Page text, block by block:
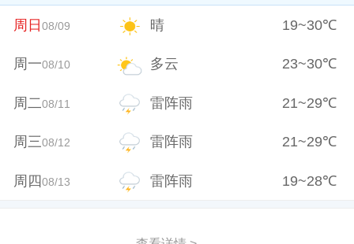
周日08/09 晴 19~30℃
周一08/10 多云 23~30℃
周二08/11 雷阵雨 21~29℃
周三08/12 雷阵雨 21~29℃
周四08/13 雷阵雨 19~28℃